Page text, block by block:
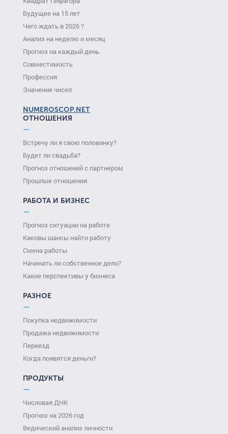
Будущее на 15 лет
Чего ждать в 2026 ?
Анализ на неделю и месяц
Прогноз на каждый день
Совместимость
Профессия
Значение чисел
NUMEROSCOP.NET
ОТНОШЕНИЯ
—
Встречу ли я свою половинку?
Будет ли свадьба?
Прогноз отношений с партнером
Прошлые отношения
РАБОТА И БИЗНЕС
—
Прогноз ситуации на работе
Каковы шансы найти работу
Смена работы
Начинать ли собственное дело?
Какие перспективы у бизнеса
РАЗНОЕ
—
Покупка недвижимости
Продажа недвижимости
Переезд
Когда появятся деньги?
ПРОДУКТЫ
—
Числовая ДНК
Прогноз на 2026 год
Ведический анализ личности